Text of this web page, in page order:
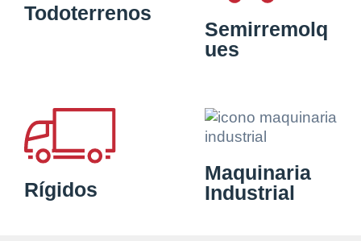
Todoterrenos
Semirremolq
ues
Rígidos
Maquinaria
Industrial